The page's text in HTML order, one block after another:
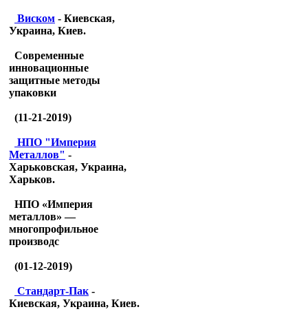
Виском - Киевская,
Украина, Киев.
Современные
инновационные
защитные методы
упаковки
(11-21-2019)
НПО "Империя
Металлов" -
Харьковская, Украина,
Харьков.
НПО «Империя
металлов» —
многопрофильное
производс
(01-12-2019)
Стандарт-Пак -
Киевская, Украина, Киев.